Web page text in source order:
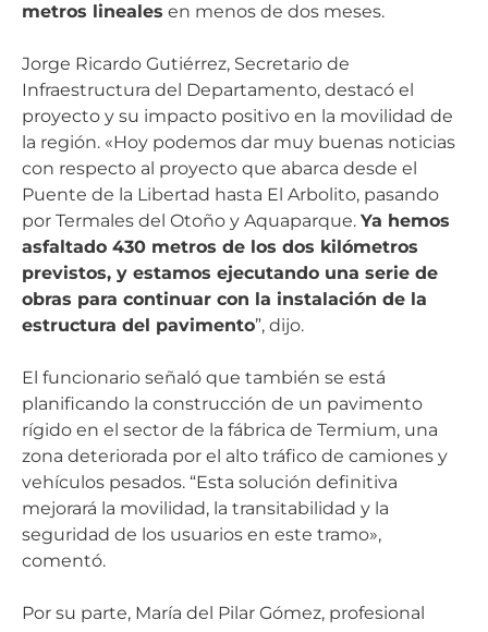
metros lineales en menos de dos meses.
Jorge Ricardo Gutiérrez, Secretario de
Infraestructura del Departamento, destacó el
proyecto y su impacto positivo en la movilidad de
la región. «Hoy podemos dar muy buenas noticias
con respecto al proyecto que abarca desde el
Puente de la Libertad hasta El Arbolito, pasando
por Termales del Otoño y Aquaparque. Ya hemos
asfaltado 430 metros de los dos kilómetros
previstos, y estamos ejecutando una serie de
obras para continuar con la instalación de la
estructura del pavimento”, dijo.
El funcionario señaló que también se está
planificando la construcción de un pavimento
rígido en el sector de la fábrica de Termium, una
zona deteriorada por el alto tráfico de camiones y
vehículos pesados. “Esta solución definitiva
mejorará la movilidad, la transitabilidad y la
seguridad de los usuarios en este tramo»,
comentó.
Por su parte, María del Pilar Gómez, profesional